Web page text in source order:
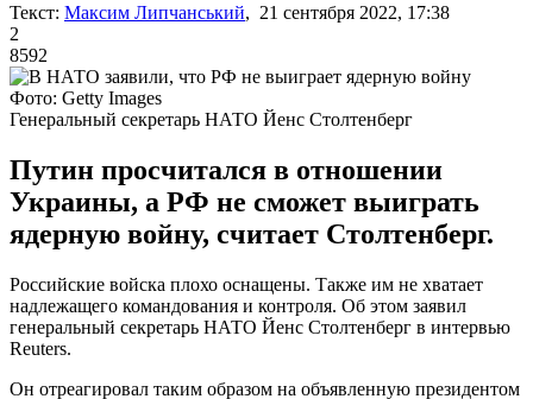
Текст: Максим Липчанський, 21 сентября 2022, 17:38
2
8592
Фото: Getty Images
Генеральный секретарь НАТО Йенс Столтенберг
Путин просчитался в отношении
Украины, а РФ не сможет выиграть
ядерную войну, считает Столтенберг.
Российские войска плохо оснащены. Также им не хватает
надлежащего командования и контроля. Об этом заявил
генеральный секретарь НАТО Йенс Столтенберг в интервью
Reuters.
Он отреагировал таким образом на объявленную президентом